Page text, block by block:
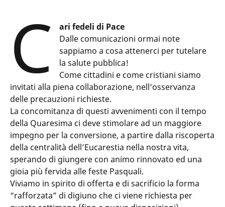
C
ari fedeli di Pace
Dalle comunicazioni ormai note
sappiamo a cosa attenerci per tutelare
la salute pubblica!
Come cittadini e come cristiani siamo
invitati alla piena collaborazione, nell’osservanza
delle precauzioni richieste.
La concomitanza di questi avvenimenti con il tempo
della Quaresima ci deve stimolare ad un maggiore
impegno per la conversione, a partire dalla riscoperta
della centralità dell’Eucarestia nella nostra vita,
sperando di giungere con animo rinnovato ed una
gioia più fervida alle feste Pasquali.
Viviamo in spirito di offerta e di sacrificio la forma
“rafforzata” di digiuno che ci viene richiesta per